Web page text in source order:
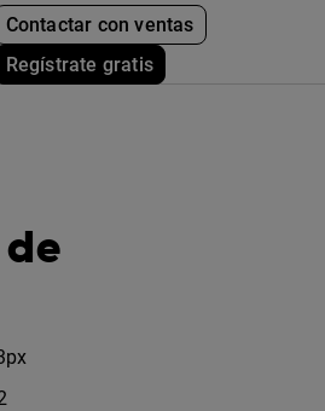
Contactar con ventas
Regístrate gratis